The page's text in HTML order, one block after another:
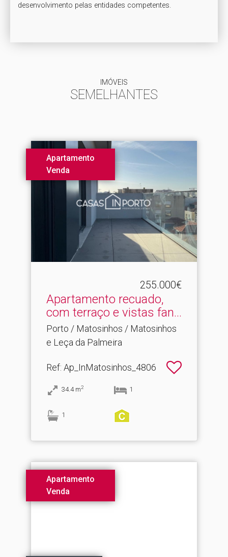
desenvolvimento pelas entidades competentes.
IMÓVEIS
SEMELHANTES
Apartamento
Venda
255.000€
Apartamento recuado,
com terraço e vistas fan.​..
Porto / Matosinhos / Matosinhos
e Leça da Palmeira
Ref: Ap_InMatosinhos_4806
34.4 m2 1
1
Apartamento
Venda